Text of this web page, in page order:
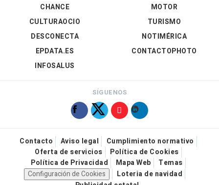
CHANCE
CULTURAOCIO
DESCONECTA
EPDATA.ES
INFOSALUS
MOTOR
TURISMO
NOTIMÉRICA
CONTACTOPHOTO
SÍGUENOS
Contacto Aviso legal
Cumplimiento normativo
Oferta de servicios
Política de Cookies
Política de Privacidad
Mapa Web
Temas
Configuración de Cookies
Loteria de navidad